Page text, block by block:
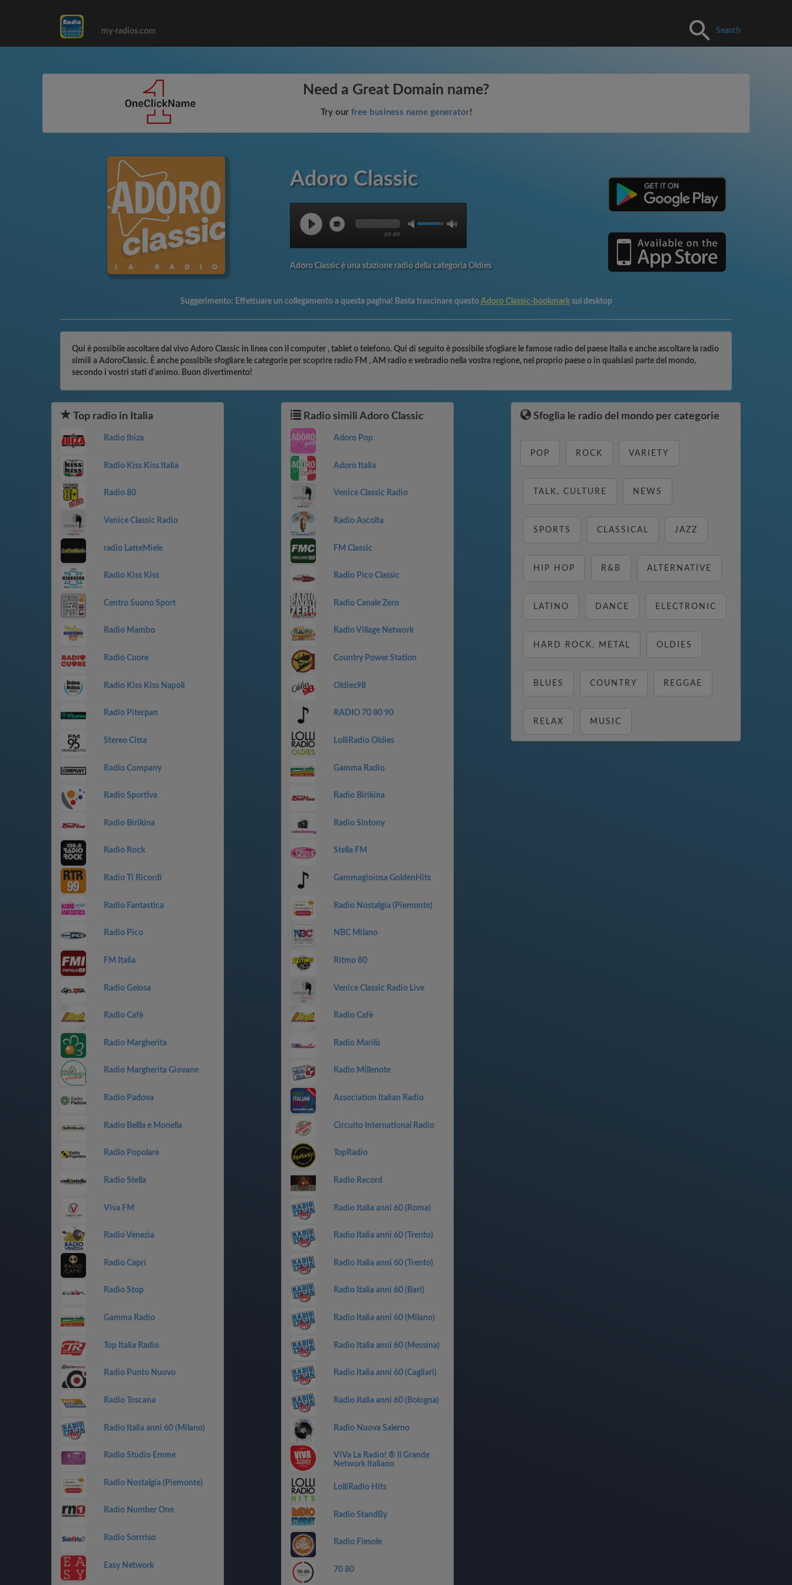
my-radios.com Search
Need a Great Domain name?
Try our free business name generator!
Adoro Classic
00:00
Adoro Classic è una stazione radio della categoria Oldies
Suggerimento: Effettuare un collegamento a questa pagina! Basta trascinare questo Adoro Classic-bookmark sul desktop
Qui è possibile ascoltare dal vivo Adoro Classic in linea con il computer , tablet o telefono. Qui di seguito è possibile sfogliare le famose radio del paese Italia e anche ascoltare la radio
simili a AdoroClassic. È anche possibile sfogliare le categorie per scoprire radio FM , AM radio e webradio nella vostra regione, nel proprio paese o in qualsiasi parte del mondo,
secondo i vostri stati d'animo. Buon divertimento!
Top radio in Italia
Radio Ibiza
Radio Kiss Kiss Italia
Radio 80
Venice Classic Radio
radio LatteMiele
Radio Kiss Kiss
Centro Suono Sport
Radio Mambo
Radio Cuore
Radio Kiss Kiss Napoli
Radio Piterpan
Stereo Citta
Radio Company
Radio Sportiva
Radio Birikina
Radio Rock
Radio Ti Ricordi
Radio Fantastica
Radio Pico
FM Italia
Radio Gelosa
Radio Cafè
Radio Margherita
Radio Margherita Giovane
Radio Padova
Radio Bellla e Monella
Radio Popolare
Radio Stella
Viva FM
Radio Venezia
Radio Capri
Radio Stop
Gamma Radio
Top Italia Radio
Radio Punto Nuovo
Radio Toscana
Radio Italia anni 60 (Milano)
Radio Studio Emme
Radio Nostalgia (Piemonte)
Radio Number One
Radio Sorrriso
Easy Network
Radio simili Adoro Classic
Adoro Pop
Adoro Italia
Venice Classic Radio
Radio Ascolta
FM Classic
Radio Pico Classic
Radio Canale Zero
Radio Village Network
Country Power Station
Oldies98
RADIO 70 80 90
LolliRadio Oldies
Gamma Radio
Radio Birikina
Radio Sintony
Stella FM
Gammagioiosa GoldenHits
Radio Nostalgia (Piemonte)
NBC Milano
Ritmo 80
Venice Classic Radio Live
Radio Cafè
Radio Marilù
Radio Millenote
Association Italian Radio
Circuito International Radio
TopRadio
Radio Record
Radio Italia anni 60 (Roma)
Radio Italia anni 60 (Trento)
Radio Italia anni 60 (Trento)
Radio Italia anni 60 (Bari)
Radio Italia anni 60 (Milano)
Radio Italia anni 60 (Messina)
Radio Italia anni 60 (Cagliari)
Radio Italia anni 60 (Bologna)
Radio Nuova Salerno
ViVa La Radio! ® Il Grande
Network Italiano
LolliRadio Hits
Radio StandBy
Radio Fiesole
70 80
Sfoglia le radio del mondo per categorie
POP ROCK VARIETY
TALK, CULTURE NEWS
SPORTS CLASSICAL JAZZ
HIP HOP R&B ALTERNATIVE
LATINO DANCE ELECTRONIC
HARD ROCK, METAL OLDIES
BLUES COUNTRY REGGAE
RELAX MUSIC